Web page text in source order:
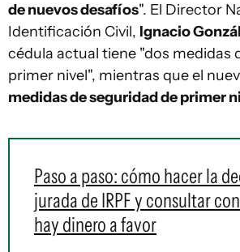
de nuevos desafíos". El Director
Identificación Civil, Ignacio
cédula actual tiene "dos medidas
primer nivel", mientras que el
medidas de seguridad de primer
Paso a paso: cómo hacer la
jurada de IRPF y consultar
hay dinero a favor